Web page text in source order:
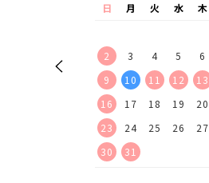
日 月 火 水 木
2
3 4 5 6
9
10 11 12 13
16
17 18 19 20
23
24 25 26 27
30
31